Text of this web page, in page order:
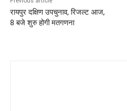
रायपुर दक्षिण उपचुनाव, रिजल्ट आज,
8 बजे शुरु होगी मतगणना